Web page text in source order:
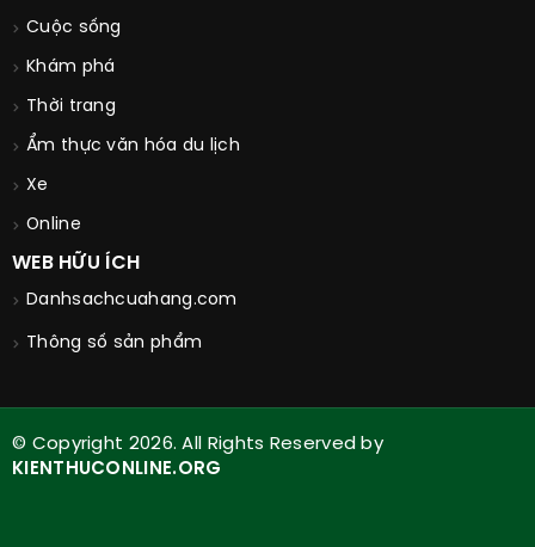
Cuộc sống
Khám phá
Thời trang
Ẩm thực văn hóa du lịch
Xe
Online
WEB HỮU ÍCH
Danhsachcuahang.com
Thông số sản phẩm
© Copyright 2026. All Rights Reserved by
KIENTHUCONLINE.ORG